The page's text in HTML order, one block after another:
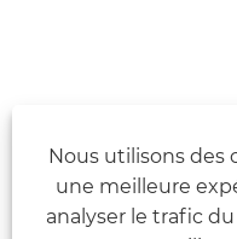
Nous utilisons des
une meilleure
analyser le trafic